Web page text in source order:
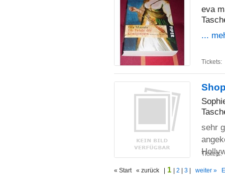
eva
...
Tickets:
sehr
Tickets:
« Start « zurück | 1 2 3 weiter »